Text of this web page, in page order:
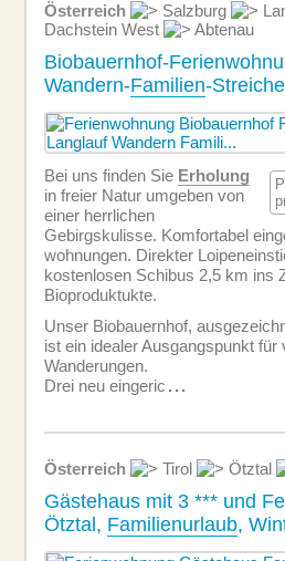
Österreich Salzburg
Dachstein West
Abtenau
Biobauernhof-
Wandern-Familien-
Bei uns finden Sie Erholung
in freier Natur umgeben von
einer herrlichen
Gebirgskulisse. Komfortabel
wohnungen. Direkter
kostenlosen Schibus 2,5 km ins
Bioproduktukte.
Unser Biobauernhof,
ist ein idealer Ausgangspunkt für
Wanderungen.
Drei neu eingeric ...
Österreich Tirol Ötztal
Gästehaus mit 3 *** und
Ötztal, Familienurlaub,